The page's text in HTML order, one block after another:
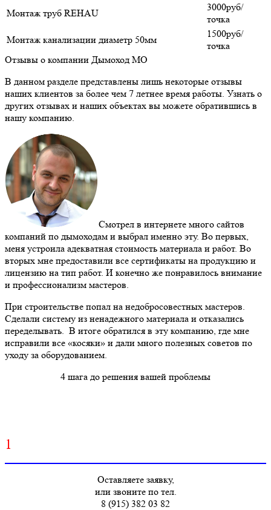
Монтаж труб REHAU
3000руб/
точка
Монтаж канализации диаметр 50мм
1500руб/
точка
Отзывы о компании Дымоход МО
В данном разделе представлены лишь некоторые отзывы
наших клиентов за более чем 7 летнее время работы. Узнать о
других отзывах и наших объектах вы можете обратившись в
нашу компанию.
Смотрел в интернете много сайтов
компаний по дымоходам и выбрал именно эту. Во первых,
меня устроила адекватная стоимость материала и работ. Во
вторых мне предоставили все сертификаты на продукцию и
лицензию на тип работ. И конечно же понравилось внимание
и профессионализм мастеров.
При строительстве попал на недобросовестных мастеров.
Сделали систему из ненадежного материала и отказались
переделывать. В итоге обратился в эту компанию, где мне
исправили все «косяки» и дали много полезных советов по
уходу за оборудованием.
4 шага до решения вашей проблемы
1
Оставляете заявку,
или звоните по тел.
8 (915) 382 03 82